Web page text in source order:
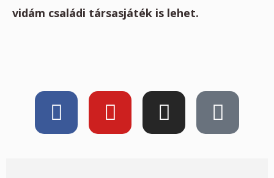
vidám családi társasjáték is lehet.